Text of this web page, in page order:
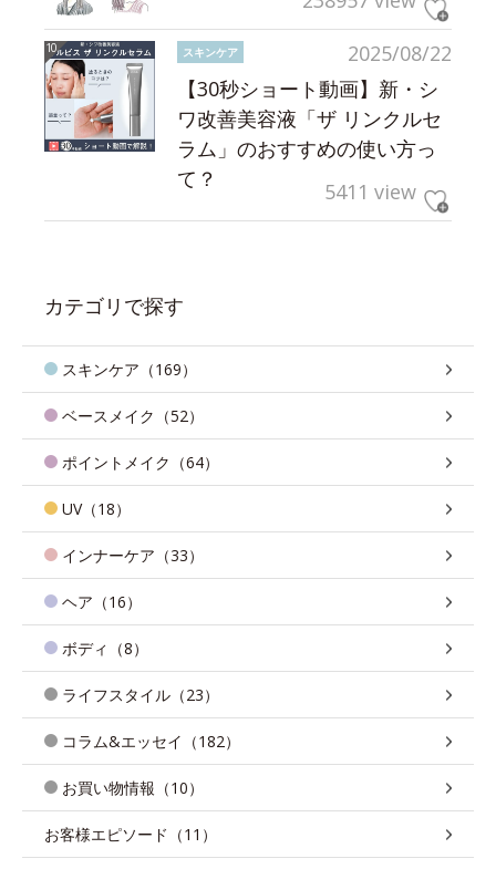
2025/08/22
スキンケア
【30秒ショート動画】新・シ
ワ改善美容液「ザ リンクルセ
ラム」のおすすめの使い方っ
て？
5411 view
カテゴリで探す
スキンケア（169）
ベースメイク（52）
ポイントメイク（64）
UV（18）
インナーケア（33）
ヘア（16）
ボディ（8）
ライフスタイル（23）
コラム&エッセイ（182）
お買い物情報（10）
お客様エピソード（11）